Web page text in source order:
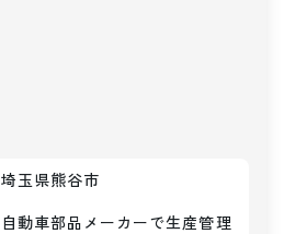
埼玉県熊谷市
自動車部品メーカーで生産管理